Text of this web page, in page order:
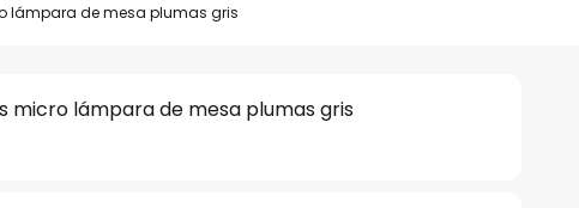
lámpara de mesa plumas gris
micro lámpara de mesa plumas gris